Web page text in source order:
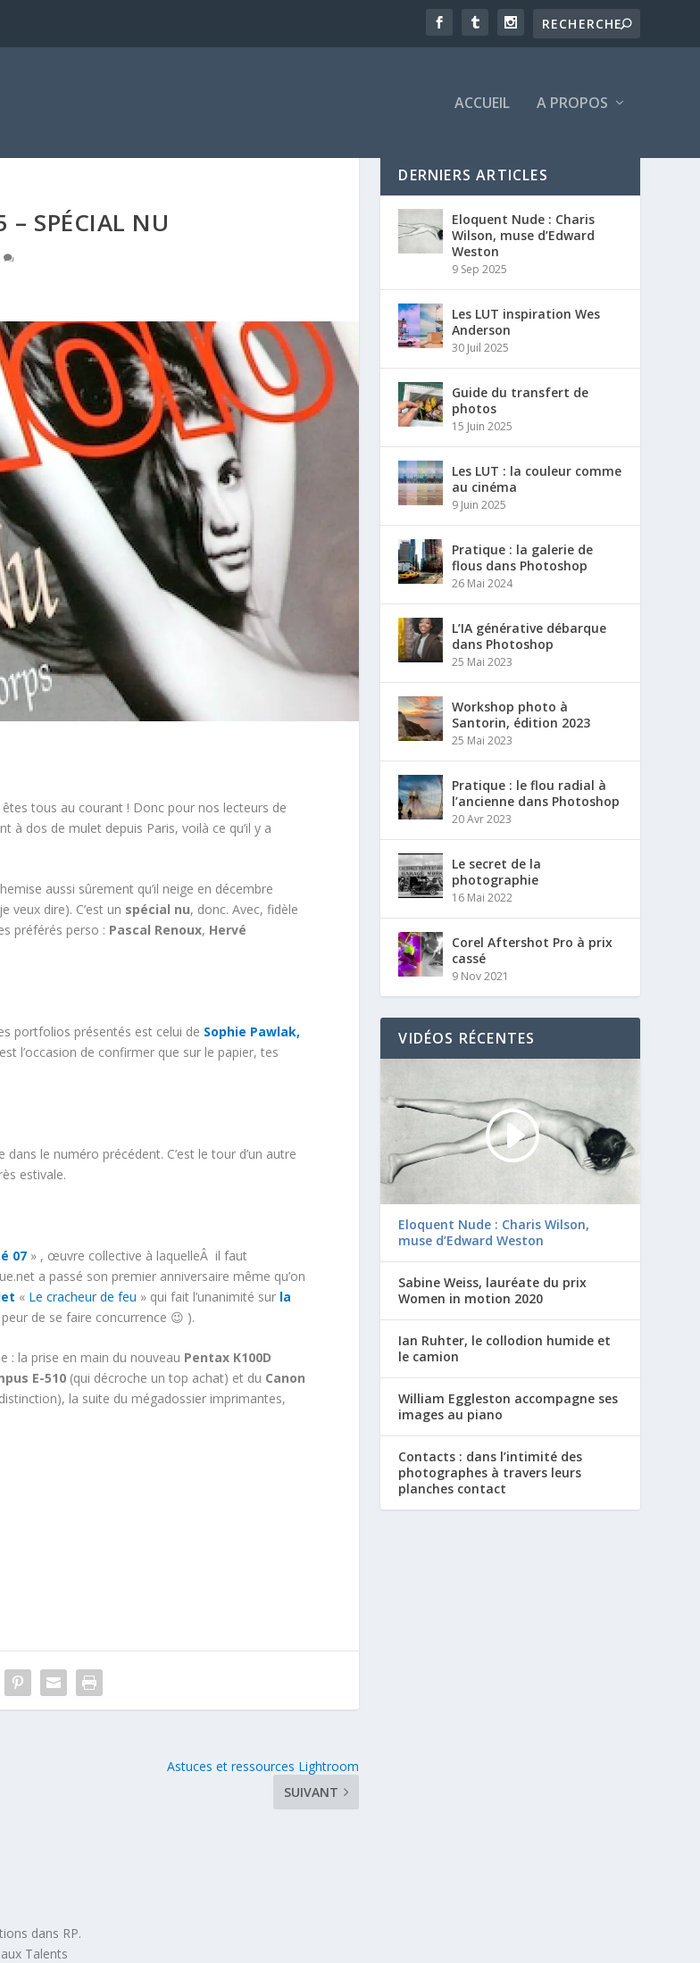
ACCUEIL A PROPOS
– SPÉCIAL NU
tous au courant ! Donc pour nos lecteurs de
à dos de mulet depuis Paris, voilà ce qu’il y a
aussi sûrement qu’il neige en décembre
veux dire). C’est un spécial nu, donc. Avec, fidèle
préférés perso : Pascal Renoux, Hervé
portfolios présentés est celui de Sophie Pawlak,
l’occasion de confirmer que sur le papier, tes
le numéro précédent. C’est le tour d’un autre
estivale.
07 » , œuvre collective à laquelleÂ il faut
a passé son premier anniversaire même qu’on
« Le cracheur de feu » qui fait l’unanimité sur la
de se faire concurrence 😉 ).
: la prise en main du nouveau Pentax K100D
E-510 (qui décroche un top achat) et du Canon
la suite du mégadossier imprimantes,
Astuces et ressources Lightroom
SUIVANT
dans RP.
Talents
DERNIERS ARTICLES
Eloquent Nude : Charis
Wilson, muse d’Edward
Weston
9 Sep 2025
Les LUT inspiration Wes
Anderson
30 Juil 2025
Guide du transfert de
photos
15 Juin 2025
Les LUT : la couleur comme
au cinéma
9 Juin 2025
Pratique : la galerie de
flous dans Photoshop
26 Mai 2024
L’IA générative débarque
dans Photoshop
25 Mai 2023
Workshop photo à
Santorin, édition 2023
25 Mai 2023
Pratique : le flou radial à
l’ancienne dans Photoshop
20 Avr 2023
Le secret de la
photographie
16 Mai 2022
Corel Aftershot Pro à prix
cassé
9 Nov 2021
VIDÉOS RÉCENTES
Eloquent Nude : Charis Wilson,
muse d’Edward Weston
Sabine Weiss, lauréate du prix
Women in motion 2020
Ian Ruhter, le collodion humide et
le camion
William Eggleston accompagne ses
images au piano
Contacts : dans l’intimité des
photographes à travers leurs
planches contact